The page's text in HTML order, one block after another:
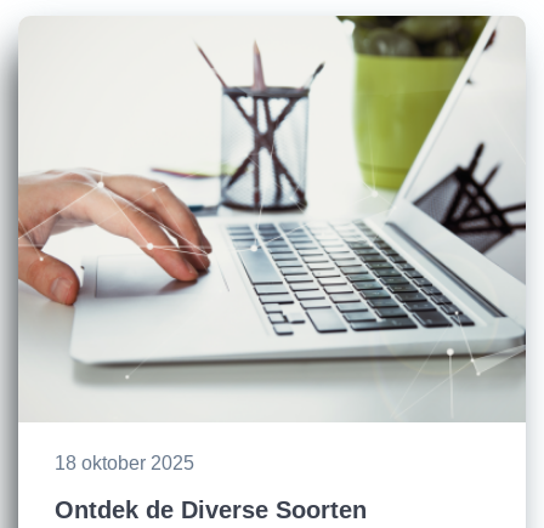
18 oktober 2025
Ontdek de Diverse Soorten